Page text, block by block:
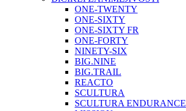
ONE-TWENTY
ONE-SIXTY
ONE-SIXTY FR
ONE-FORTY
NINETY-SIX
BIG.NINE
BIG.TRAIL
REACTO
SCULTURA
SCULTURA ENDURANCE